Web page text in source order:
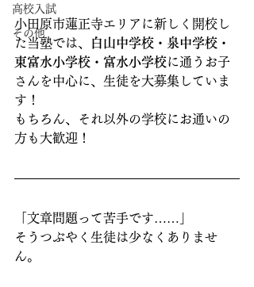
高校入試
その他
小田原市蓮正寺エリアに新しく開校し
た当塾では、
白山中学校・泉中学校・
東富水小学校・富水小学校に通うお子
さんを中心に、生徒を大募集していま
す！
もちろん、それ以外の学校にお通いの
方も大歓迎！
「文章問題って苦手です……」
そうつぶやく生徒は少なくありませ
ん。